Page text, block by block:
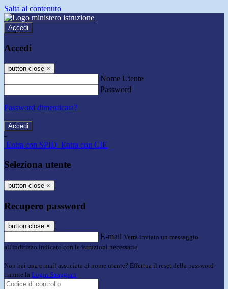
Salta al contenuto
Accedi
Accedi
button close ×
Nome Utente
Password
Password dimenticata?
-
Entra con SPID Entra con CIE
Seleziona utente
button close ×
Recupero password
button close ×
E-mail Verrà inviato un messaggio
all'indirizzo indicato con le istruzioni necessarie.
Non hai una e-mail associata al nome utente? Effettua il reset della password
tramite la Login Spaggiari